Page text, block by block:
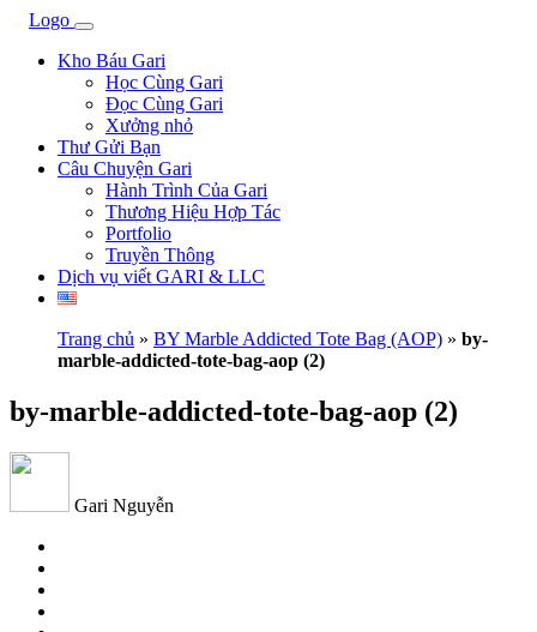
Kho Báu Gari
Học Cùng Gari
Đọc Cùng Gari
Xưởng nhỏ
Thư Gửi Bạn
Câu Chuyện Gari
Hành Trình Của Gari
Thương Hiệu Hợp Tác
Portfolio
Truyền Thông
Dịch vụ viết GARI & LLC
Trang chủ » BY Marble Addicted Tote Bag (AOP) » by-
marble-addicted-tote-bag-aop (2)
by-marble-addicted-tote-bag-aop (2)
Gari Nguyễn